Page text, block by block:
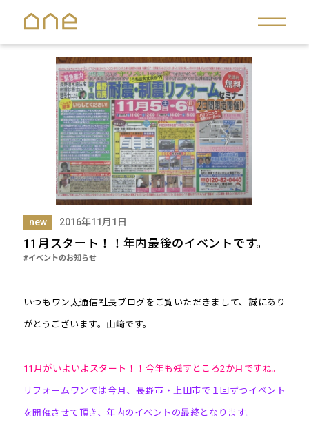
new 2016年11月1日
11月スタート！！年内最後のイベントです。
#イベントのお知らせ
いつもワン太通信社長ブログをご覧いただきまして、誠にあり
がとうございます。山﨑です。
11月がいよいよスタート！！今年も残すところ2か月ですね。
リフォームワンでは今月、長野市・上田市で１回ずつイベント
を開催させて頂き、年内のイベントの最終となります。